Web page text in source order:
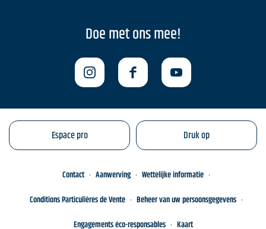
Doe met ons mee!
Espace pro Druk op
Contact Aanwerving
Wettelijke informatie
Conditions Particulières de Vente
Beheer van uw persoonsgegevens
Engagements éco-responsables
Kaart